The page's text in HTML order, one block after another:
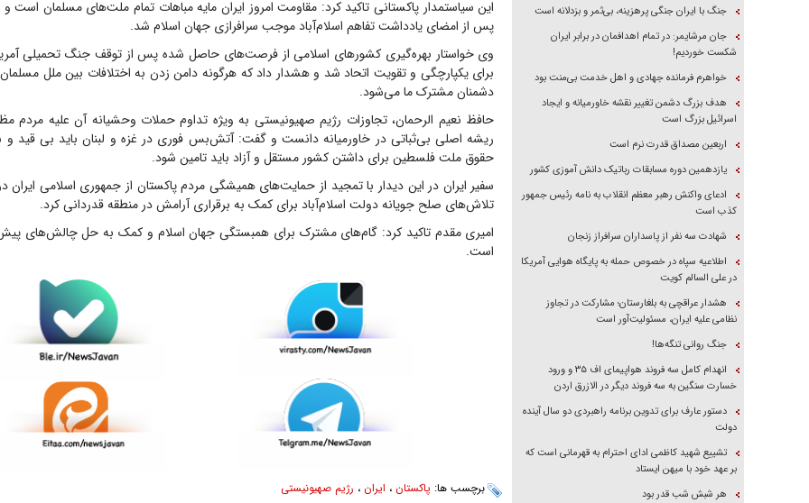
این سیاستمدار پاکستانی تاکید کرد: مقاومت امروز ایران مایه مباهات تمام ملت‌های مسلمان است و
پس از امضای یادداشت تفاهم اسلام‌آباد موجب سرافرازی جهان اسلام شد.
وی خواستار بهره‌گیری کشور‌های اسلامی از فرصت‌های حاصل شده پس از توقف جنگ تحمیلی
برای یکپارچگی و تقویت اتحاد شد و هشدار داد که هرگونه دامن زدن به اختلافات بین ملل
دشمنان مشترک ما می‌شود.
حافظ نعیم الرحمان، تجاوزات رژیم صهیونیستی به ویژه تداوم حملات وحشیانه آن علیه مردم
ریشه اصلی بی‌ثباتی در خاورمیانه دانست و گفت: آتش‌بس فوری در غزه و لبنان باید بی قید
حقوق ملت فلسطین برای داشتن کشور مستقل و آزاد باید تامین شود.
سفیر ایران در این دیدار با تمجید از حمایت‌های همیشگی مردم پاکستان از جمهوری اسلامی ایران
تلاش‌های صلح جویانه دولت اسلام‌آباد برای کمک به برقراری آرامش در منطقه قدردانی کرد.
امیری مقدم تاکید کرد: گام‌های مشترک برای همبستگی جهان اسلام و کمک به حل چالش‌های پیش
است.
برچسب ها: پاکستان ، ایران ، رژیم صهیونیستی
جنگ با ایران جنگی پرهزینه، بی‌ثمر و بزدلانه است
جان مرشایمر: در تمام اهدافمان در برابر ایران
شکست خوردیم!
خواهرم فرمانده جهادی و اهل خدمت بی‌منت بود
هدف بزرگ دشمن تغییر نقشه خاورمیانه و ایجاد
اسرائیل بزرگ است
اربعین مصداق قدرت نرم است
یازدهمین دوره مسابقات رباتیک دانش آموزی کشور
ادعای واکنش رهبر معظم انقلاب به نامه رئیس جمهور
کذب است
شهادت سه نفر از پاسداران سرافراز زنجان
اطلاعیه سپاه در خصوص حمله به پایگاه هوایی آمریکا
در علی السالم کویت
هشدار عراقچی به بلغارستان؛ مشارکت در تجاوز
نظامی علیه ایران، مسئولیت‌آور است
جنگ روانی تنگه‌ها!
انهدام کامل سه فروند هواپیمای اف ۳۵ و ورود
خسارت سنگین به سه فروند دیگر در الازرق اردن
دستور عارف برای تدوین برنامه راهبردی دو سال آینده
دولت
تشییع شهید کاظمی ادای احترام به قهرمانی است که
بر عهد خود با میهن ایستاد
هر شبش شب قدر بود